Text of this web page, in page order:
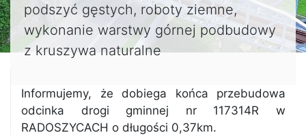
podszyć gęstych, roboty ziemne,
wykonanie warstwy górnej podbudowy
z kruszywa naturalne
Informujemy, że dobiega końca przebudowa
odcinka drogi gminnej nr 117314R w
RADOSZYCACH o długości 0,37km.